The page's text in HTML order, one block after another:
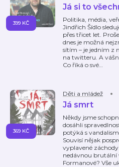
Já si to
Politika, média,
Jindřich Šídlo
přes třicet let.
dnes je možná
sítím – je jedním z
na twitteru. A
Co říká o své…
399 KČ
Děti a mládež
Já smrt
Někdy jsme
dosáhli
potýká s
Souvisí nějak
vyplavené
nedávnou brutální
Formanové? Vše
369 KČ